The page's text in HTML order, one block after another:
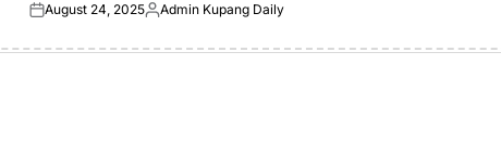
Posted
August 24, 2025Posted
Admin Kupang Daily